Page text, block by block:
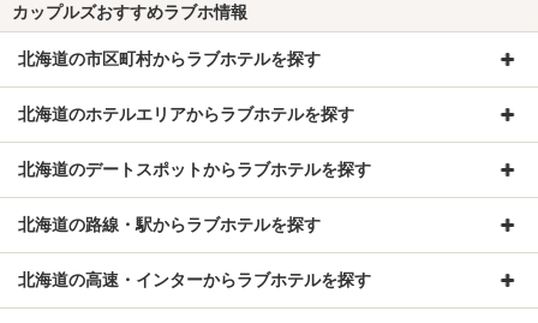
カップルズおすすめラブホ情報
北海道の市区町村からラブホテルを探す
北海道のホテルエリアからラブホテルを探す
北海道のデートスポットからラブホテルを探す
北海道の路線・駅からラブホテルを探す
北海道の高速・インターからラブホテルを探す